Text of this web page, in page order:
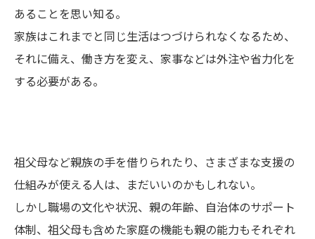
あることを思い知る。
家族はこれまでと同じ生活はつづけられなくなるため、
それに備え、働き方を変え、家事などは外注や省力化を
する必要がある。
祖父母など親族の手を借りられたり、さまざまな支援の
仕組みが使える人は、まだいいのかもしれない。
しかし職場の文化や状況、親の年齢、自治体のサポート
体制、祖父母も含めた家庭の機能も親の能力もそれぞれ